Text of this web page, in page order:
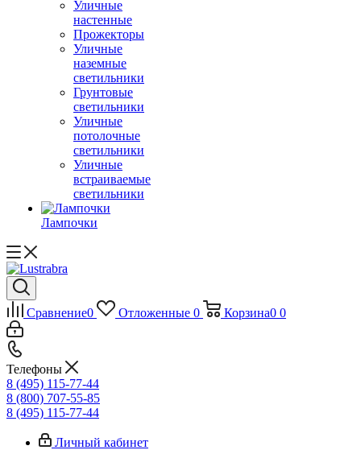
Уличные
настенные
Прожекторы
Уличные
наземные
светильники
Грунтовые
светильники
Уличные
потолочные
светильники
Уличные
встраиваемые
светильники
Лампочки
Сравнение0 Отложенные 0 Корзина0 0
Телефоны
8 (495) 115-77-44
8 (800) 707-55-85
8 (495) 115-77-44
Личный кабинет